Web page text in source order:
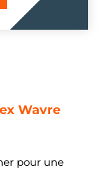
Wavre
pour une